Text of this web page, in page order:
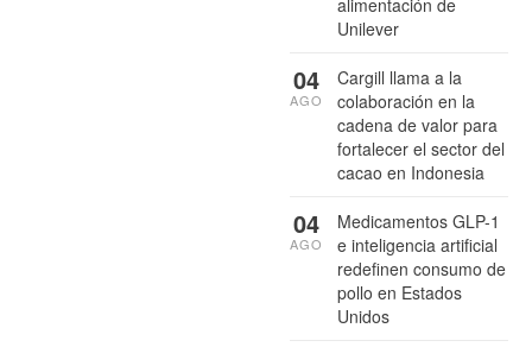
Unilever
Cargill llama a la
colaboración en la
cadena de valor para
fortalecer el sector del
cacao en Indonesia
04
AGO
Medicamentos GLP-1
e inteligencia artificial
redefinen consumo de
pollo en Estados
Unidos
04
AGO